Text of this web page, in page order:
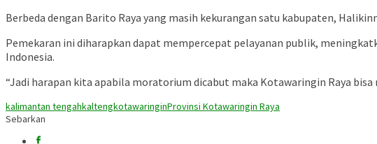
Berbeda dengan Barito Raya yang masih kekurangan satu kabupaten,
Pemekaran ini diharapkan dapat mempercepat pelayanan publik,
Indonesia.
“Jadi harapan kita apabila moratorium dicabut maka Kotawaringin Raya
kalimantan tengahkaltengkotawaringinProvinsi Kotawaringin Raya
Sebarkan